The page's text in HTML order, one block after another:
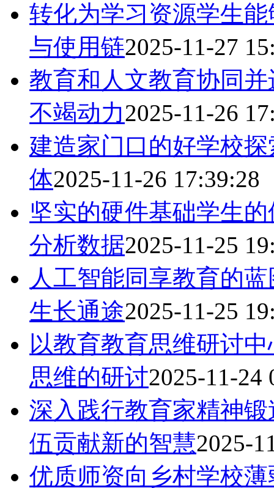
转化为学习资源学生
与使用链2025-11-27
教育和人文教育协同
不竭动力2025-11-26
建造家门口的好学校
体2025-11-26 17:39:28
坚实的硬件基础学生
分析数据2025-11-25
人工智能同享教育的
生长通途2025-11-25
以教育教育思维研讨
思维的研讨2025-11-24
深入践行教育家精神
伍贡献新的智慧2025-
优质师资向乡村学校